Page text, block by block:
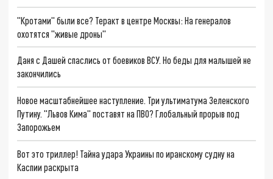
"Кротами" были все? Теракт в центре Москвы: На генералов
охотятся "живые дроны"
Даня с Дашей спаслись от боевиков ВСУ. Но беды для малышей не
закончились
Новое масштабнейшее наступление. Три ультиматума Зеленского
Путину. "Львов Кима" поставят на ПВО? Глобальный прорыв под
Запорожьем
Вот это триллер! Тайна удара Украины по иранскому судну на
Каспии раскрыта